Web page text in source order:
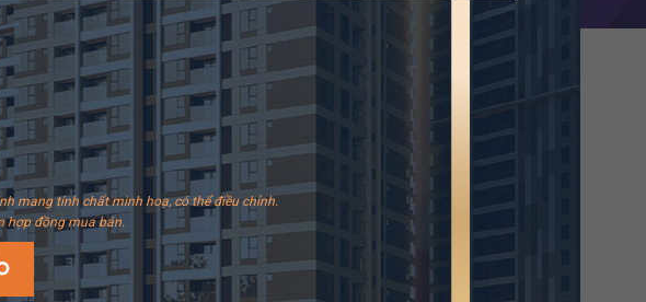
mang tính chất minh hoạ, có thể điều chỉnh.
hợp đồng mua bán.